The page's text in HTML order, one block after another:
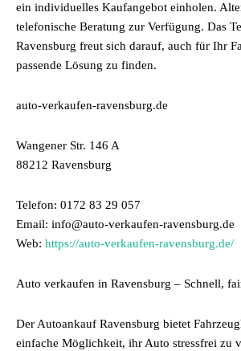
ein individuelles Kaufangebot einholen.
telefonische Beratung zur Verfügung. Das
Ravensburg freut sich darauf, auch für Ihr
passende Lösung zu finden.
auto-verkaufen-ravensburg.de
Wangener Str. 146 A
88212 Ravensburg
Telefon: 0172 83 29 057
Email: info@auto-verkaufen-ravensburg.de
Web: https://auto-verkaufen-ravensburg.de/
Auto verkaufen in Ravensburg – Schnell,
Der Autoankauf Ravensburg bietet
einfache Möglichkeit, ihr Auto stressfrei zu